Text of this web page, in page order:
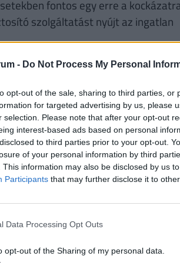
- Do Not Process My Personal
opt-out of the sale, sharing to third parties, or
for targeted advertising by us, please
selection. Please note that after your opt-out
interest-based ads based on personal
to third parties prior to your opt-out.
of your personal information by third
This information may also be disclosed by us
Participants that may further disclose it to
Data Processing Opt Outs
opt-out of the Sharing of my personal data.
fontos egy erre a
szolgáltatást nyújt az ingatlan
olyan káresemény, amiért
ottani jogszabályok alapján Önt
havas járdán elesik valaki és
okoz, esetleg egy nyitva hagyott
veszteséget, mert a Groupama
is.
is biztonságban tudhatja?
körül, akár az utcán. A Groupama
is lehetőség nyílik, hiszen
a biztosító megtéríti a kutyák